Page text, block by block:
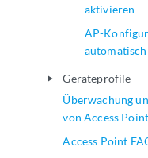
aktivieren
AP-
play_arrow
Geräteprofile
Überwachung
von Access
Access Point